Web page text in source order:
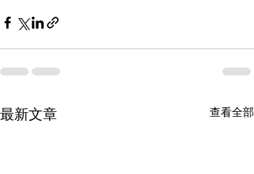
最新文章 查看全部